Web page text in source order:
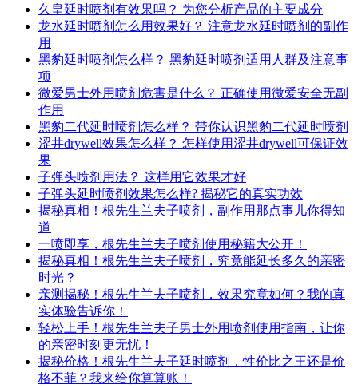
久皇延时喷剂有效果吗？ 为您分析产品的主要成分
龙水延时喷剂怎么用效果好？ 注意龙水延时喷剂的副作
用
黑豹延时喷剂怎么样？ 黑豹延时喷剂适用人群及注意事
项
微爱男士外用喷剂危害是什么？ 正确使用微爱安全无副
作用
黑豹二代延时喷剂怎么样？ 带你认识黑豹二代延时喷剂
涩井drywell效果怎么样？ 怎样使用涩井drywell可保证效
果
子弹头喷剂用法？ 这样用它效果才好
子弹头延时喷剂效果怎么样? 揭秘它的真实功效
揭秘真相！根先生兰夫子喷剂，副作用那点事儿你得知
道
一喷即享，根先生兰夫子喷剂使用秘籍大公开！
揭秘真相！根先生兰夫子喷剂，究竟能延长多久的亲密
时光？
亲测揭秘！根先生兰夫子喷剂，效果究竟如何？我的真
实体验告诉你！
轻松上手！根先生兰夫子男士外用喷剂使用指南，让你
的亲密时刻更无忧！
揭秘价格！根先生兰夫子延时喷剂，性价比之王还是价
格不菲？我来给你算算账！